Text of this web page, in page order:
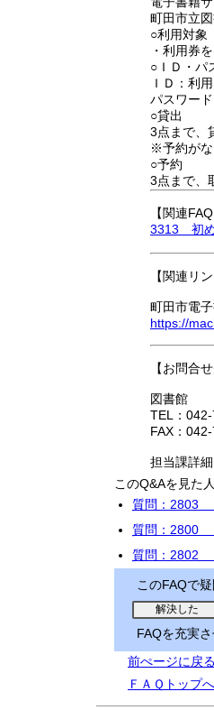
町田市立
○利用対象
・利用券
○ＩＤ・パ
ＩＤ：利
パスワー
○貸出
3点まで、
※予約がな
○予約
3点まで、
【関連FAQ
3313 初め
【関連リン
町田市電
https://
【お問合せ
図書館
TEL：
FAX：
担当課詳細
このQ&Aを見た
質問：2803
質問：2800
質問：2802
このFAQで
FAQを充実
前ぺージに戻る
ＦＡＱトップへ